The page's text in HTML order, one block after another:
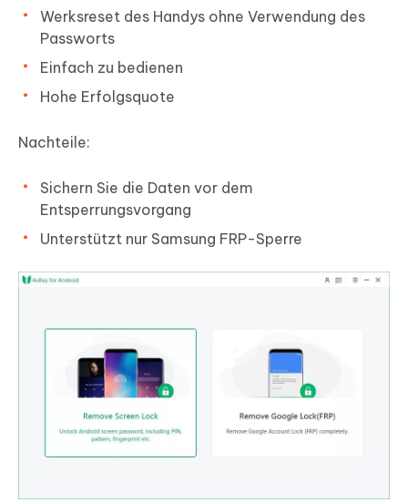
Werksreset des Handys ohne Verwendung des
Passworts
Einfach zu bedienen
Hohe Erfolgsquote
Nachteile:
Sichern Sie die Daten vor dem
Entsperrungsvorgang
Unterstützt nur Samsung FRP-Sperre